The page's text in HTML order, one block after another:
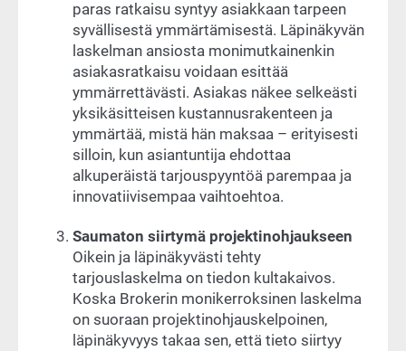
paras ratkaisu syntyy asiakkaan tarpeen
syvällisestä ymmärtämisestä. Läpinäkyvän
laskelman ansiosta monimutkainenkin
asiakasratkaisu voidaan esittää
ymmärrettävästi. Asiakas näkee selkeästi
yksikäsitteisen kustannusrakenteen ja
ymmärtää, mistä hän maksaa – erityisesti
silloin, kun asiantuntija ehdottaa
alkuperäistä tarjouspyyntöä parempaa ja
innovatiivisempaa vaihtoehtoa.
Saumaton siirtymä projektinohjaukseen
Oikein ja läpinäkyvästi tehty
tarjouslaskelma on tiedon kultakaivos.
Koska Brokerin monikerroksinen laskelma
on suoraan projektinohjauskelpoinen,
läpinäkyvyys takaa sen, että tieto siirtyy